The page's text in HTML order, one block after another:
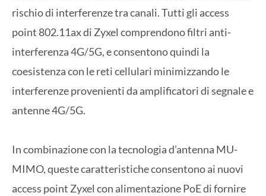
rischio di interferenze tra canali. Tutti gli access
point 802.11ax di Zyxel comprendono filtri anti-
interferenza 4G/5G, e consentono quindi la
coesistenza con le reti cellulari minimizzando le
interferenze provenienti da amplificatori di segnale e
antenne 4G/5G.
In combinazione con la tecnologia d’antenna MU-
MIMO, queste caratteristiche consentono ai nuovi
access point Zyxel con alimentazione PoE di fornire